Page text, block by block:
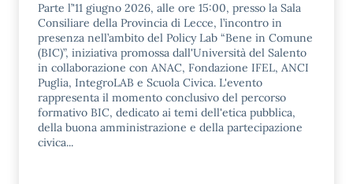
Parte l’'11 giugno 2026, alle ore 15:00, presso la Sala
Consiliare della Provincia di Lecce, l’incontro in
presenza nell’ambito del Policy Lab “Bene in Comune
(BIC)”, iniziativa promossa dall'Università del Salento
in collaborazione con ANAC, Fondazione IFEL, ANCI
Puglia, IntegroLAB e Scuola Civica. L'evento
rappresenta il momento conclusivo del percorso
formativo BIC, dedicato ai temi dell'etica pubblica,
della buona amministrazione e della partecipazione
civica...